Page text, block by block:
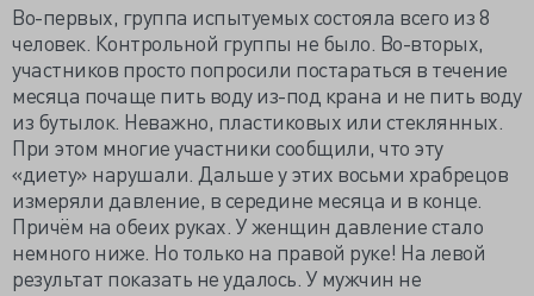
Во-первых, группа испытуемых состояла всего из 8
человек. Контрольной группы не было. Во-вторых,
участников просто попросили постараться в течение
месяца почаще пить воду из-под крана и не пить воду
из бутылок. Неважно, пластиковых или стеклянных.
При этом многие участники сообщили, что эту
«диету» нарушали. Дальше у этих восьми храбрецов
измеряли давление, в середине месяца и в конце.
Причём на обеих руках. У женщин давление стало
немного ниже. Но только на правой руке! На левой
результат показать не удалось. У мужчин не